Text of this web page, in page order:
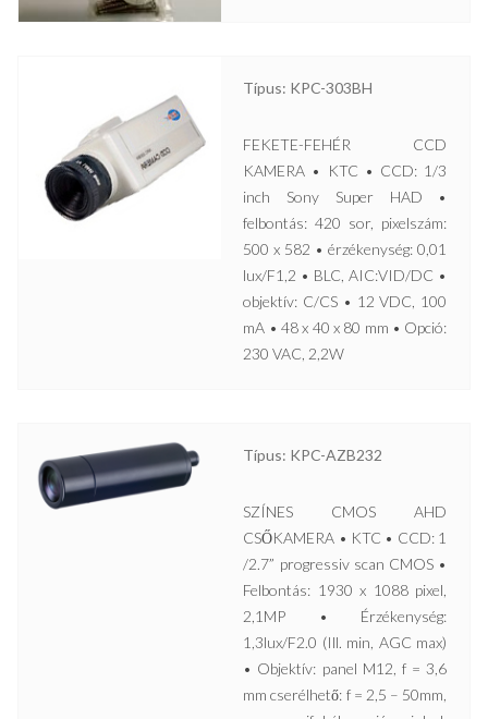
Típus: KPC-303BH
FEKETE-FEHÉR CCD
KAMERA • KTC • CCD: 1/3
inch Sony Super HAD •
felbontás: 420 sor, pixelszám:
500 x 582 • érzékenység: 0,01
lux/F1,2 • BLC, AIC:VID/DC •
objektív: C/CS • 12 VDC, 100
mA • 48 x 40 x 80 mm • Opció:
230 VAC, 2,2W
Típus: KPC-AZB232
SZÍNES CMOS AHD
CSŐKAMERA • KTC • CCD: 1
/2.7” progressiv scan CMOS •
Felbontás: 1930 x 1088 pixel,
2,1MP • Érzékenység:
1,3lux/F2.0 (Ill. min, AGC max)
• Objektív: panel M12, f = 3,6
mm cserélhető: f = 2,5 – 50mm,